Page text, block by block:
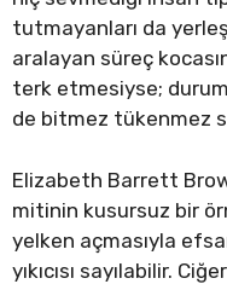
tutmayanları da
aralayan süreç
terk etmesiyse;
de bitmez tükenmez
Elizabeth Barrett
mitinin kusursuz bir
yelken açmasıyla
yıkıcısı sayılabilir.